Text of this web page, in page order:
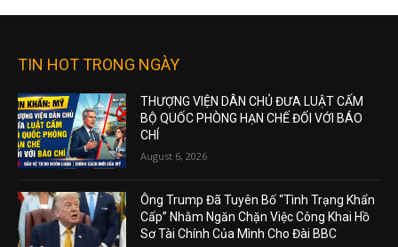
TIN HOT TRONG NGÀY
THƯỢNG VIỆN DÂN CHỦ ĐƯA LUẬT CẤM
BỘ QUỐC PHÒNG HẠN CHẾ ĐỐI VỚI BÁO
CHÍ
August 6, 2026
Ông Trump Đã Tuyên Bố “Tình Trạng Khẩn
Cấp” Nhằm Ngăn Chặn Việc Công Khai Hồ
Sơ Tài Chính Của Mình Cho Đài BBC